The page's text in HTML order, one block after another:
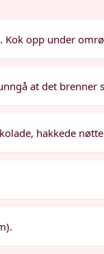
Kok opp under
at det brenner
hakkede